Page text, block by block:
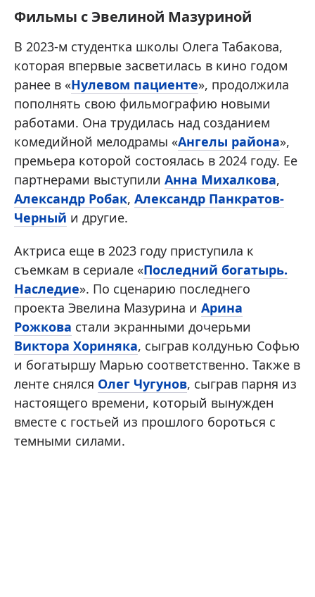
Фильмы с Эвелиной Мазуриной
В 2023-м студентка школы Олега Табакова,
которая впервые засветилась в кино годом
ранее в «Нулевом пациенте», продолжила
пополнять свою фильмографию новыми
работами. Она трудилась над созданием
комедийной мелодрамы «Ангелы района»,
премьера которой состоялась в 2024 году. Ее
партнерами выступили Анна Михалкова,
Александр Робак, Александр Панкратов-
Черный и другие.
Актриса еще в 2023 году приступила к
съемкам в сериале «Последний богатырь.
Наследие». По сценарию последнего
проекта Эвелина Мазурина и Арина
Рожкова стали экранными дочерьми
Виктора Хориняка, сыграв колдунью Софью
и богатыршу Марью соответственно. Также в
ленте снялся Олег Чугунов, сыграв парня из
настоящего времени, который вынужден
вместе с гостьей из прошлого бороться с
темными силами.